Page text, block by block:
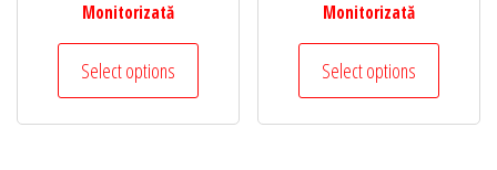
Monitorizată
Select options
Monitorizată
Select options